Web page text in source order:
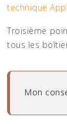
technique
Troisième
tous les
Mon